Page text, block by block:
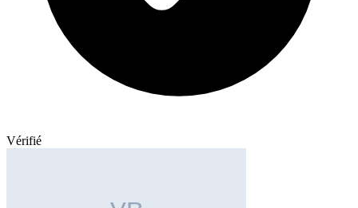
Vérifié